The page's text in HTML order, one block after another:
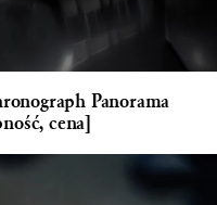
Panorama
cena]